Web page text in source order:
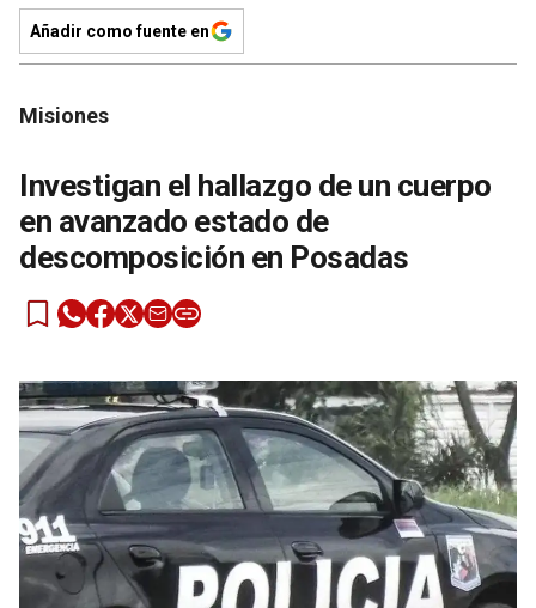
Añadir como fuente en
Misiones
Investigan el hallazgo de un cuerpo
en avanzado estado de
descomposición en Posadas